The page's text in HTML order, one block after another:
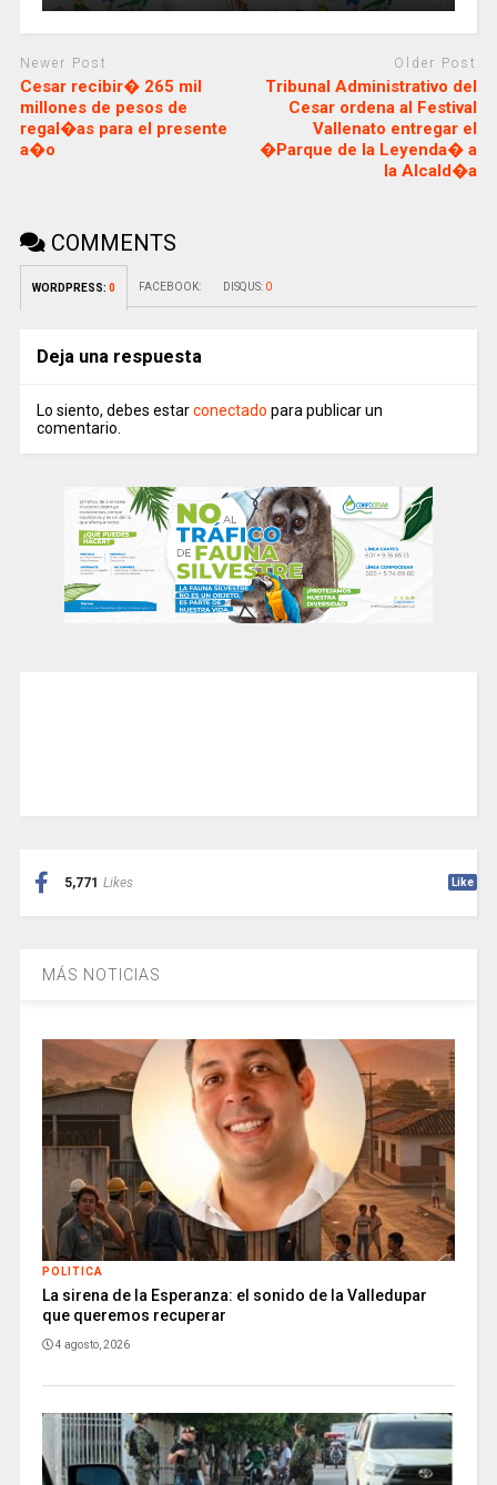
Newer Post
Cesar recibir� 265 mil
millones de pesos de
regal�as para el presente
a�o
Older Post
Tribunal Administrativo del
Cesar ordena al Festival
Vallenato entregar el
�Parque de la Leyenda� a
la Alcald�a
COMMENTS
WORDPRESS: 0 FACEBOOK: DISQUS: 0
Deja una respuesta
Lo siento, debes estarconectado para publicar un
comentario.
5,771 Likes Like
MÁS NOTICIAS
POLITICA
La sirena de la Esperanza: el sonido de la Valledupar
que queremos recuperar
4 agosto, 2026